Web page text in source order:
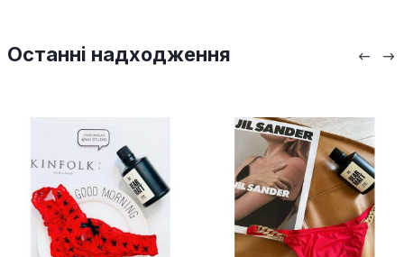
Останні надходження